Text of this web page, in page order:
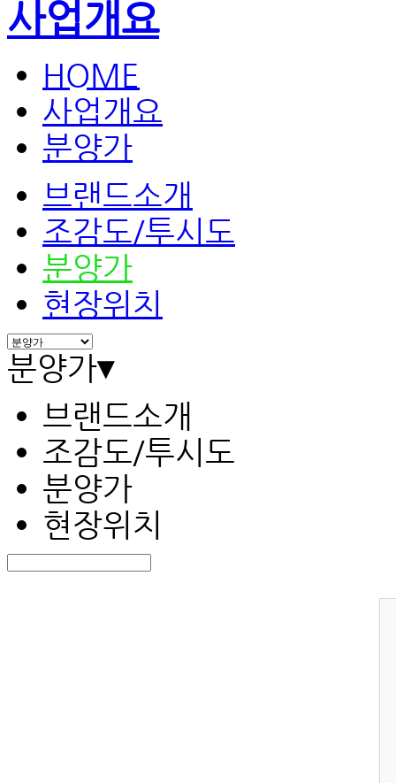
사업개요
HOME
사업개요
분양가
브랜드소개
조감도/투시도
분양가
현장위치
분양가▾
브랜드소개
조감도/투시도
분양가
현장위치